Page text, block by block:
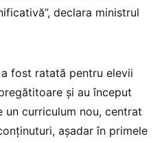
declara ministrul
fost ratată pentru elevii
și au început
un curriculum nou, centrat
așadar în primele